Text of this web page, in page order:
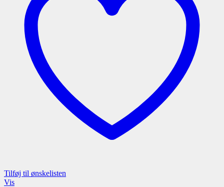
Tilføj til ønskelisten
Vis